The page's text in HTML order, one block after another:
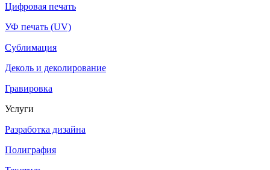
Цифровая печать
УФ печать (UV)
Сублимация
Деколь и деколирование
Гравировка
Услуги
Разработка дизайна
Полиграфия